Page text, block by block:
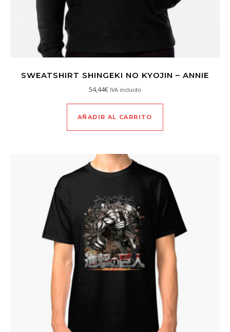
SWEATSHIRT SHINGEKI NO KYOJIN – ANNIE
54,44€ IVA incluido
AÑADIR AL CARRITO